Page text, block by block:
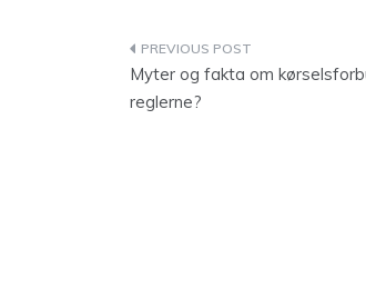
Indlægsnavigation
Myter og fakta om
reglerne?